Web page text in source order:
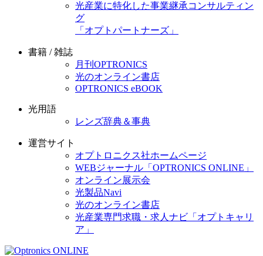
光産業に特化した事業継承コンサルティン
グ
「オプトパートナーズ」
書籍 / 雑誌
月刊OPTRONICS
光のオンライン書店
OPTRONICS eBOOK
光用語
レンズ辞典＆事典
運営サイト
オプトロニクス社ホームページ
WEBジャーナル「OPTRONICS ONLINE」
オンライン展示会
光製品Navi
光のオンライン書店
光産業専門求職・求人ナビ「オプトキャリ
ア」